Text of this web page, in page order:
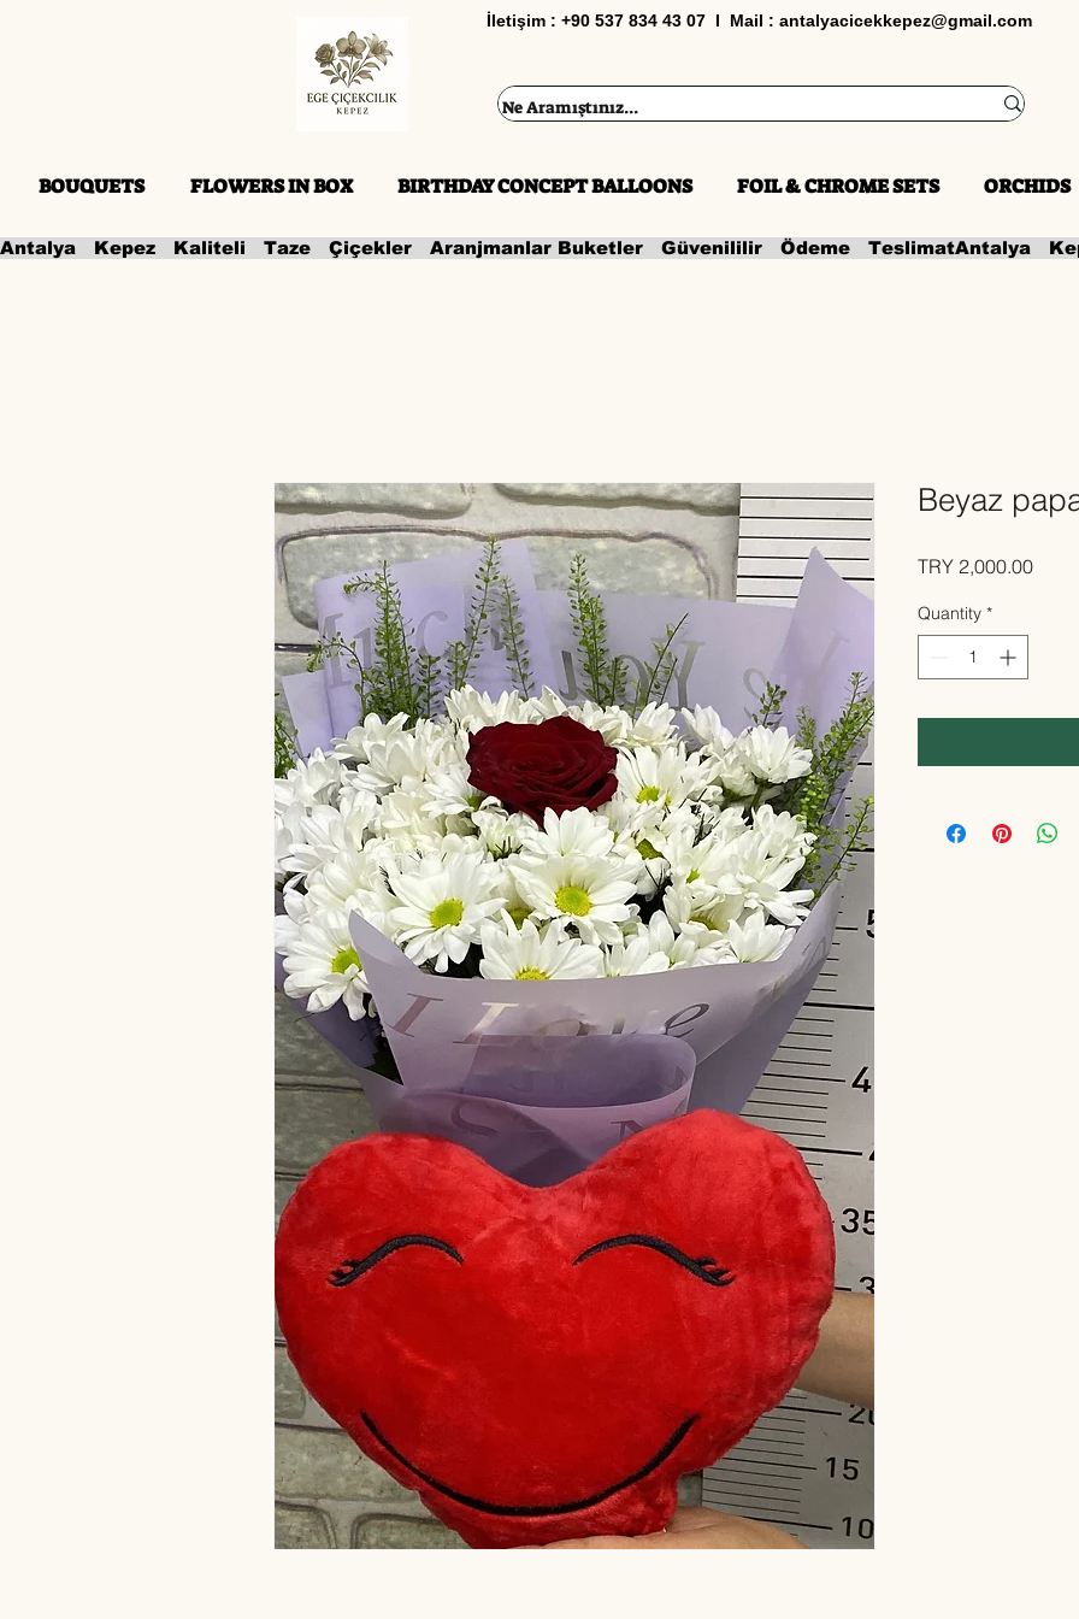
İletişim : +90 537 834 43 07 I Mail : antalyacicekkepez@gmail.com
BOUQUETS FLOWERS IN BOX BIRTHDAY CONCEPT BALLOONS FOIL & CHROME SETS ORCHIDS
Antalya   Kepez   Kaliteli   Taze   Çiçekler   Aranjmanlar Buketler   Güvenililir   Ödeme   Teslimat
Beyaz
TRY 2,000.00Price
Quantity *